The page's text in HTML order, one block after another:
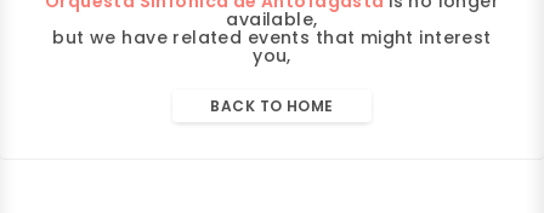
available,
but we have related events that might interest
you,
BACK TO HOME